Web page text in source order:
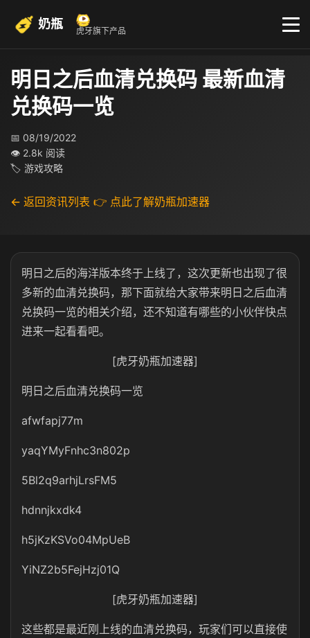
奶瓶 虎牙旗下产品
明日之后血清兑换码 最新血清
兑换码一览
📅 08/19/2022
👁 2.8k 阅读
🏷 游戏攻略
← 返回资讯列表 👉 点此了解奶瓶加速器
明日之后的海洋版本终于上线了，这次更新也出现了很
多新的血清兑换码，那下面就给大家带来明日之后血清
兑换码一览的相关介绍，还不知道有哪些的小伙伴快点
进来一起看看吧。
[虎牙奶瓶加速器]
明日之后血清兑换码一览
afwfapj77m
yaqYMyFnhc3n802p
5Bl2q9arhjLrsFM5
hdnnjkxdk4
h5jKzKSVo04MpUeB
YiNZ2b5FejHzj01Q
[虎牙奶瓶加速器]
这些都是最近刚上线的血清兑换码，玩家们可以直接使